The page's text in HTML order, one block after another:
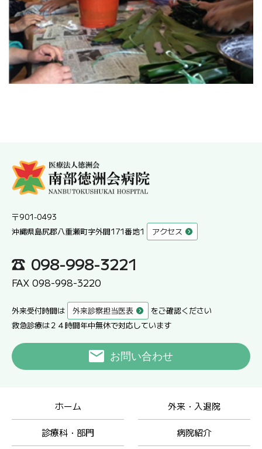
〒901-0493
沖縄県島尻郡八重瀬町字外間171番地1
アクセス
098-998-3221
FAX 098-998-3220
外来受付時間は 外来診察担当医表
をご確認ください
救急診療は２４時間年中無休で対応しています
お問い合わせ
ホーム 外来・入退院
診療科・部門 病院紹介